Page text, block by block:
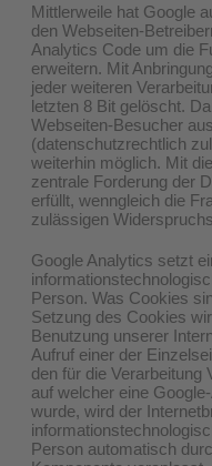
Mittlerweile hat Google
den Webseiten-
Analytics Code um die
erweitern. Mit
jeder weiteren
letzten 8 Bit gelöscht.
Webseiten-Besucher
(datenschutzrechtlich
weiterhin möglich. Mit
zentrale Forderung der
erfüllt, wenngleich die
zulässigen
Google Analytics setzt
Person. Was Cookies
Setzung des Cookies
Benutzung unserer
Aufruf einer der
den für die Verarbeitung
auf welcher eine
wurde, wird der
Person automatisch